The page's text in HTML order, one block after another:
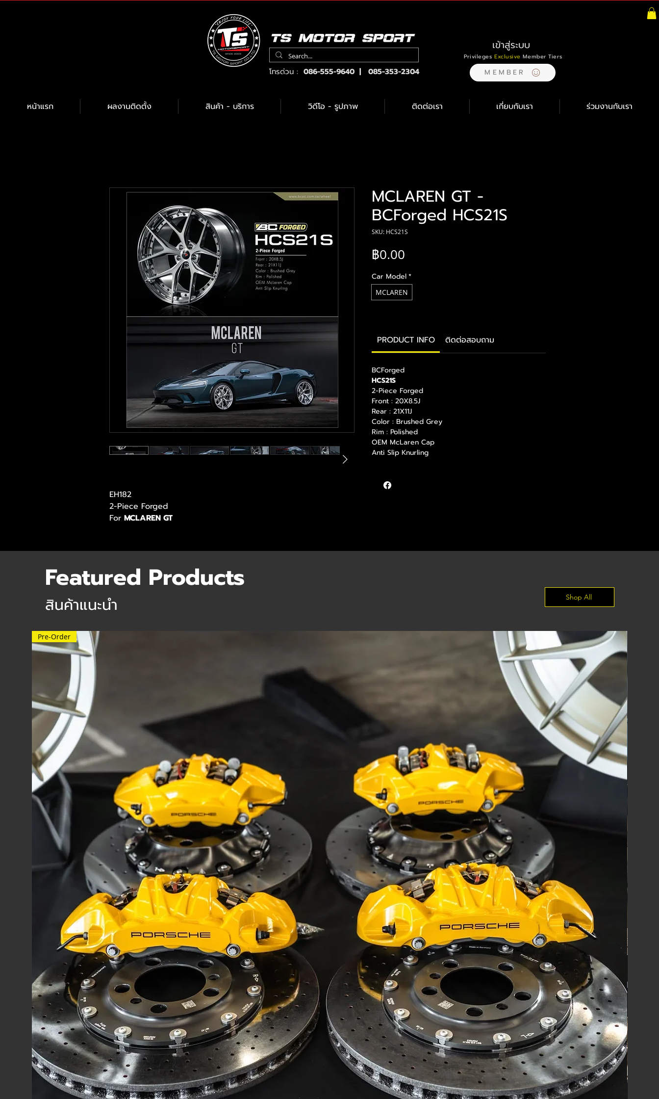
เข้าสู่ระบบ
Privileges Exclusive Member Tiers
โทรด่วน : 086-555-9640 | 085-353-2304 MEMBER
หน้าแรก ผลงานติดตั้ง สินค้า - บริการ วิดีโอ - รูปภาพ ติดต่อเรา เกี่ยบกับเรา ร่วมงานกับเรา
EH182
2-Piece Forged
For MCLAREN GT
MCLAREN GT -
BCForged HCS21S
SKU: HCS21S
฿0.00
Car Model*
MCLAREN
PRODUCT INFO ติดต่อสอบถาม
BCForged
HCS21S
2-Piece Forged
Front : 20X8.5J
Rear : 21X11J
Color : Brushed Grey
Rim : Polished
OEM McLaren Cap
Anti Slip Knurling
Featured Products
สินค้าแนะนำ Shop All
Pre-Order